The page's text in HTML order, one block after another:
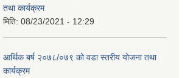
तथा कार्यक्रम
मिति: 08/23/2021 - 12:29
आर्थिक बर्ष २०७८/०७९ को वडा स्तरीय योजना तथा
कार्यक्रम